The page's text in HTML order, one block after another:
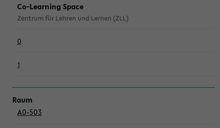
Co-Learning Space
Zentrum für Lehren und Lernen (ZLL)
0
1
A0-503